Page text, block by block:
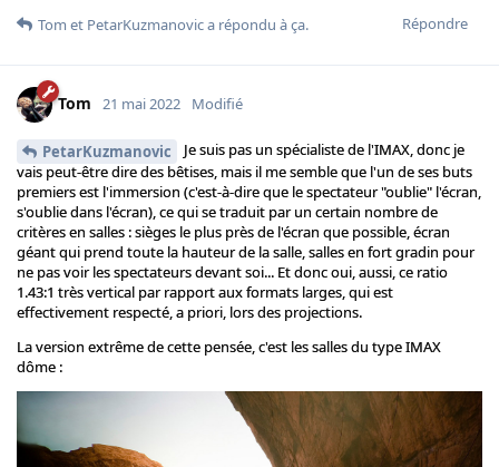
Répondre
Tom et PetarKuzmanovica répondu à ça.
Tom 21 mai 2022 Modifié
PetarKuzmanovic
Je suis pas un spécialiste de l'IMAX, donc je
vais peut-être dire des bêtises, mais il me semble que l'un de ses buts
premiers est l'immersion (c'est-à-dire que le spectateur "oublie" l'écran,
s'oublie dans l'écran), ce qui se traduit par un certain nombre de
critères en salles : sièges le plus près de l'écran que possible, écran
géant qui prend toute la hauteur de la salle, salles en fort gradin pour
ne pas voir les spectateurs devant soi... Et donc oui, aussi, ce ratio
1.43:1 très vertical par rapport aux formats larges, qui est
effectivement respecté, a priori, lors des projections.
La version extrême de cette pensée, c'est les salles du type IMAX
dôme :